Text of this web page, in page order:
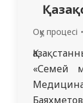
Оқу процесі
«Семей